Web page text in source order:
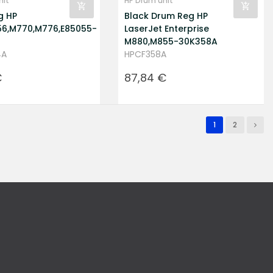
HP
Black Drum Reg HP
LaserJet Enterprise
M880,M855-30K358A
HPCF358A
Prezzo
87,84 €
1 2